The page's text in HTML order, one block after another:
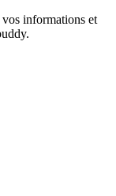
informations et